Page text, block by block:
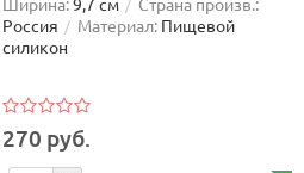
Ширина:9,7 см
Страна произв.:
Россия
Материал: Пищевой
силикон
270 руб.